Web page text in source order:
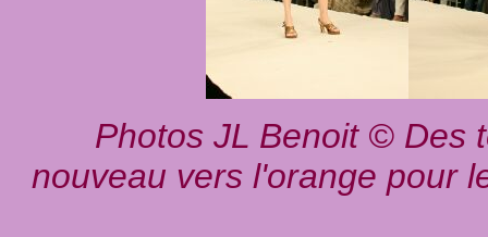
Photos JL Benoit © Des
nouveau vers l'orange pour